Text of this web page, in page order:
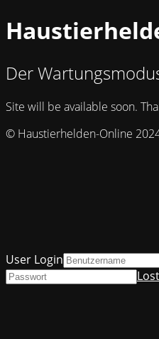
Der
Site will be available soon.
© Haustierhelden-Online
User Login